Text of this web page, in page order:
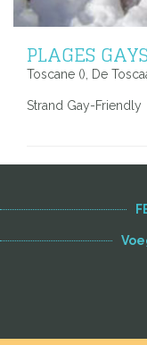
PLAGES
Toscane (), De
Strand Gay-Friendly